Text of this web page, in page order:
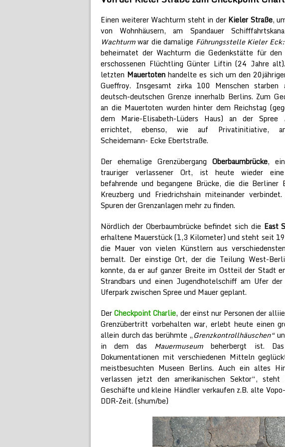
Einen weiterer Wachturm steht in der Kieler Straße,
von Wohnhäusern, am Spandauer
Wachturmwar die damalige Führungsstelle Kieler Eck:
beheimatet der Wachturm die Gedenkstätte für den
erschossenen Flüchtling Günter Liftin (24 Jahre
letzten Mauertoten handelte es sich um den
Gueffroy. Insgesamt zirka 100 Menschen starben
deutsch-deutschen Grenze innerhalb Berlins. Zum
an die Mauertoten wurden hinter dem Reichstag
dem Marie-Elisabeth-Lüders Haus) an der Spree
errichtet, ebenso, wie auf Privatinitiative,
Scheidemann- Ecke Ebertstraße.
Der ehemalige Grenzübergang Oberbaumbrücke,
trauriger verlassener Ort, ist heute wieder
befahrende und begangene Brücke, die die Berliner
Kreuzberg und Friedrichshain miteinander
Spuren der Grenzanlagen mehr zu finden.
Nördlich der Oberbaumbrücke befindet sich die East
erhaltene Mauerstück (1,3 Kilometer) und steht seit
die Mauer von vielen Künstlern aus
bemalt. Der einstige Ort, der die Teilung West-
konnte, da er auf ganzer Breite im Ostteil der Stadt
Strandbars und einen Jugendhotelschiff am Ufer
Uferpark zwischen Spree und Mauer geplant.
DerCheckpoint Charlie, der einst nur Personen der
Grenzübertritt vorbehalten war, erlebt heute einen
allein durch das berühmte „Grenzkontrollhäuschen“
in dem das Mauermuseum beherbergt ist.
Dokumentationen mit verschiedenen Mitteln
meistbesuchten Museen Berlins. Auch ein altes
verlassen jetzt den amerikanischen Sektor“,
Geschäfte und kleine Händler verkaufen z.B. alte
DDR-Zeit. (shum/be)